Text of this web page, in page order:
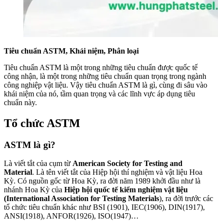
Tiêu chuẩn ASTM, Khái niệm, Phân loại
Tiêu chuẩn ASTM là một trong những tiêu chuẩn được quốc tế
công nhận, là một trong những tiêu chuẩn quan trọng trong ngành
công nghiệp vật liệu. Vậy tiêu chuẩn ASTM là gì, cùng đi sâu vào
khái niệm của nó, tầm quan trọng và các lĩnh vực áp dụng tiêu
chuẩn này.
Tổ chức ASTM
ASTM là gì?
Là viết tắt của cụm từ American Society for Testing and
Material. Là tên viết tắt của Hiệp hội thí nghiệm và vật liệu Hoa
Kỳ. Có nguồn gốc từ Hoa Kỳ, ra đời năm 1989 khởi đầu như là
nhánh Hoa Kỳ của Hiệp hội quốc tế kiểm nghiệm vật liệu
(International Association for Testing Materials), ra đời trước các
tổ chức tiêu chuẩn khác như BSI (1901), IEC(1906), DIN(1917),
ANSI(1918), ANFOR(1926), ISO(1947)…